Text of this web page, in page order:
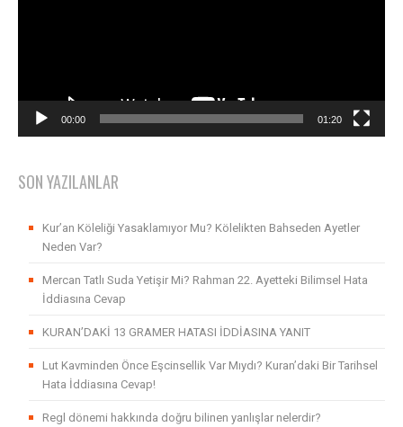
00:00 01:20
SON YAZILANLAR
Kur’an Köleliği Yasaklamıyor Mu? Kölelikten Bahseden Ayetler
Neden Var?
Mercan Tatlı Suda Yetişir Mi? Rahman 22. Ayetteki Bilimsel Hata
İddiasına Cevap
KURAN’DAKİ 13 GRAMER HATASI İDDİASINA YANIT
Lut Kavminden Önce Eşcinsellik Var Mıydı? Kuran’daki Bir Tarihsel
Hata İddiasına Cevap!
Regl dönemi hakkında doğru bilinen yanlışlar nelerdir?